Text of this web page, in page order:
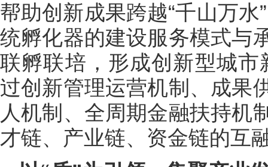
帮助创新成果跨越“千山万
统孵化器的建设服务模式与
联孵联培，形成创新型城市
过创新管理运营机制、成果
人机制、全周期金融扶持机
才链、产业链、资金链的互